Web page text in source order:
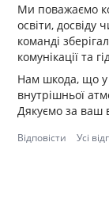
Ми поважаємо
освіти,
команді
комунікації та
Нам шкода, що у
внутрішньої
Дякуємо за ваш
Відповісти Усі